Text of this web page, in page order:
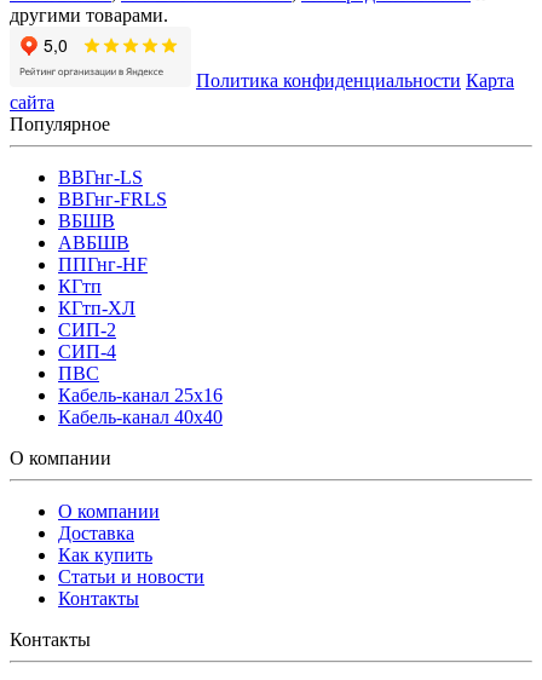
другими товарами.
Политика конфиденциальности Карта
сайта
Популярное
ВВГнг-LS
ВВГнг-FRLS
ВБШВ
АВБШВ
ППГнг-HF
КГтп
КГтп-ХЛ
СИП-2
СИП-4
ПВС
Кабель-канал 25х16
Кабель-канал 40х40
О компании
О компании
Доставка
Как купить
Статьи и новости
Контакты
Контакты